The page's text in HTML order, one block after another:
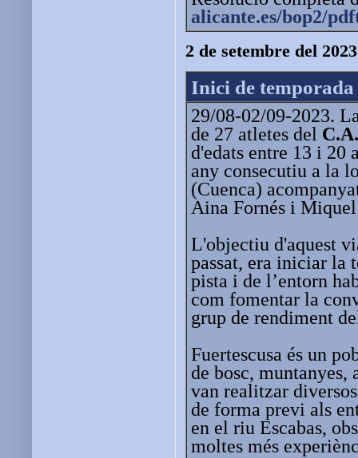
alicante.es/bop2/
2 de setembre del 2023
Inici de temporada
29/08-02/09-2023.
de 27 atletes del
d'edats entre 13 i 20
any consecutiu a la
(Cuenca)
Aina Fornés i
L'objectiu d'aquest
passat, era iniciar la
pista i de l’entorn
com fomentar la
grup de rendiment
Fuertescusa és un
de bosc, muntanyes,
van realitzar
de forma previ als
en el riu Escabas,
moltes més